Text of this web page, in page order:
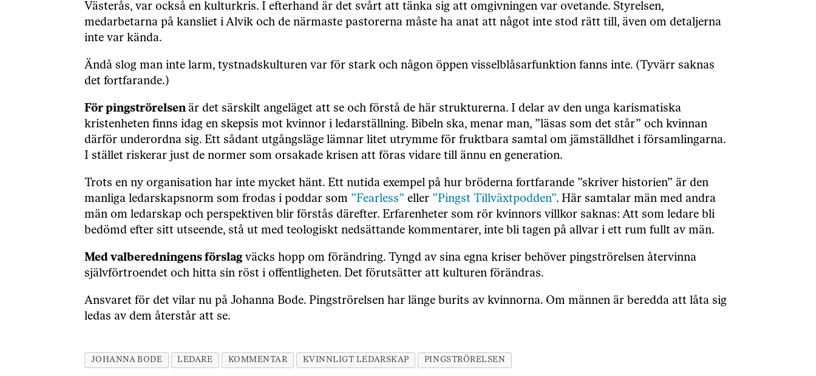
Västerås, var också en kulturkris. I efterhand är det svårt att tänka sig att omgivningen var ovetande. Styrelsen,
medarbetarna på kansliet i Alvik och de närmaste pastorerna måste ha anat att något inte stod rätt till, även om detaljerna
inte var kända.
Ändå slog man inte larm, tystnadskulturen var för stark och någon öppen visselblåsarfunktion fanns inte. (Tyvärr saknas
det fortfarande.)
För pingströrelsen är det särskilt angeläget att se och förstå de här strukturerna. I delar av den unga karismatiska
kristenheten finns idag en skepsis mot kvinnor i ledarställning. Bibeln ska, menar man, ”läsas som det står” och kvinnan
därför underordna sig. Ett sådant utgångsläge lämnar litet utrymme för fruktbara samtal om jämställdhet i församlingarna.
I stället riskerar just de normer som orsakade krisen att föras vidare till ännu en generation.
Trots en ny organisation har inte mycket hänt. Ett nutida exempel på hur bröderna fortfarande ”skriver historien” är den
manliga ledarskapsnorm som frodas i poddar som ”Fearless” eller ”Pingst Tillväxtpodden”. Här samtalar män med andra
män om ledarskap och perspektiven blir förstås därefter. Erfarenheter som rör kvinnors villkor saknas: Att som ledare bli
bedömd efter sitt utseende, stå ut med teologiskt nedsättande kommentarer, inte bli tagen på allvar i ett rum fullt av män.
Med valberedningens förslagväcks hopp om förändring. Tyngd av sina egna kriser behöver pingströrelsen återvinna
självförtroendet och hitta sin röst i offentligheten. Det förutsätter att kulturen förändras.
Ansvaret för det vilar nu på Johanna Bode. Pingströrelsen har länge burits av kvinnorna. Om männen är beredda att låta sig
ledas av dem återstår att se.
JOHANNA BODE LEDARE KOMMENTAR KVINNLIGT LEDARSKAP PINGSTRÖRELSEN